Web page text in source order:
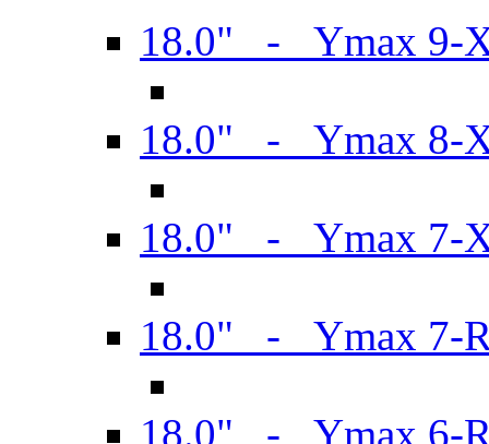
18.0" - Ymax 9-
18.0" - Ymax 8-
18.0" - Ymax 7-
18.0" - Ymax 7-
18.0" - Ymax 6-